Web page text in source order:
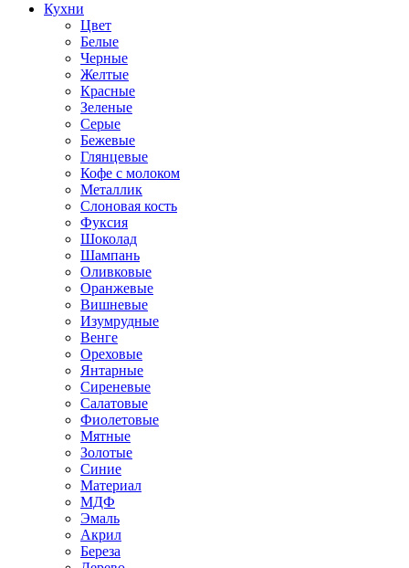
Кухни
Цвет
Белые
Черные
Желтые
Красные
Зеленые
Серые
Бежевые
Глянцевые
Кофе с молоком
Металлик
Слоновая кость
Фуксия
Шоколад
Шампань
Оливковые
Оранжевые
Вишневые
Изумрудные
Венге
Ореховые
Янтарные
Сиреневые
Салатовые
Фиолетовые
Мятные
Золотые
Синие
Материал
МДФ
Эмаль
Акрил
Береза